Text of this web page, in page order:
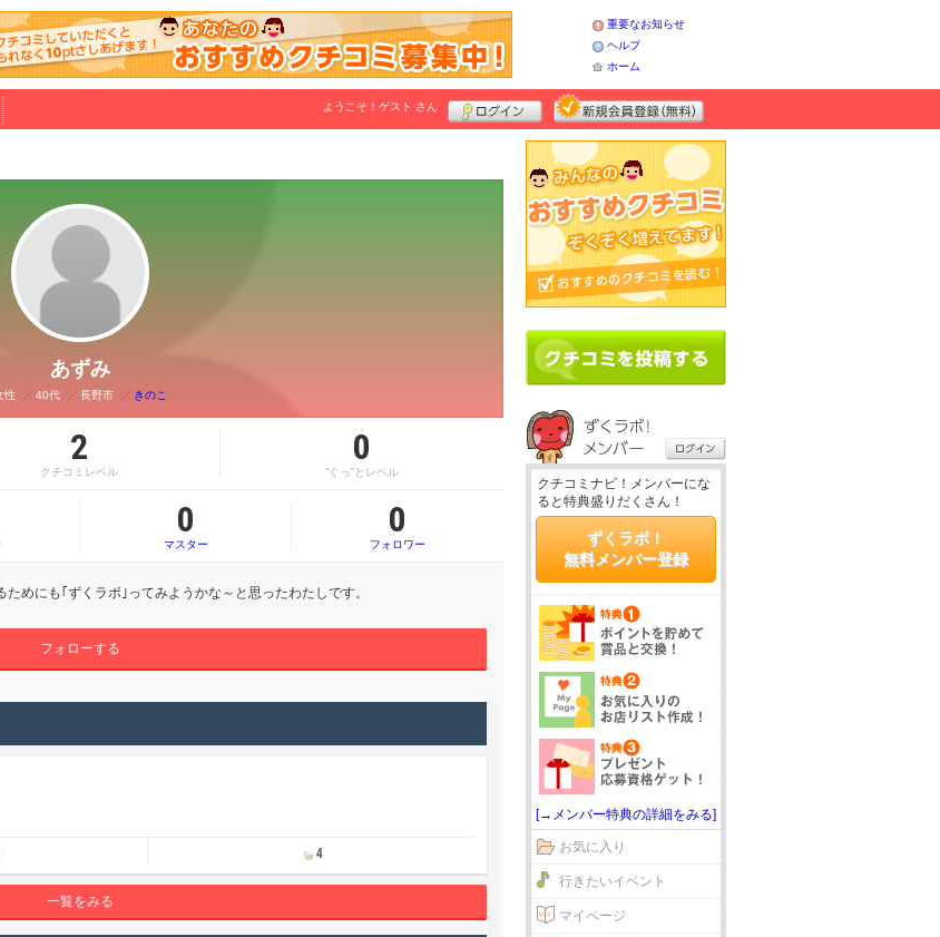
重要なお知らせ
ヘルプ
ホーム
ようこそ！ ゲスト さん
あずみ
性 40代 長野市 きのこ
2
クチコミレベル
0
“ぐっ”とレベル
0
マスター
0
フォロワー
めにも｢ずくラボ｣ってみようかな～と思ったわたしです。
フォローする
4
一覧をみる
クチコミナビ！メンバーにな
ると特典盛りだくさん！
ずくラボ！
無料メンバー登録
[→メンバー特典の詳細をみる]
お気に入り
行きたいイベント
マイページ